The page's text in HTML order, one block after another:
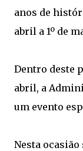
anos de
abril a 1º de
Dentro deste
abril, a
um evento
Nesta